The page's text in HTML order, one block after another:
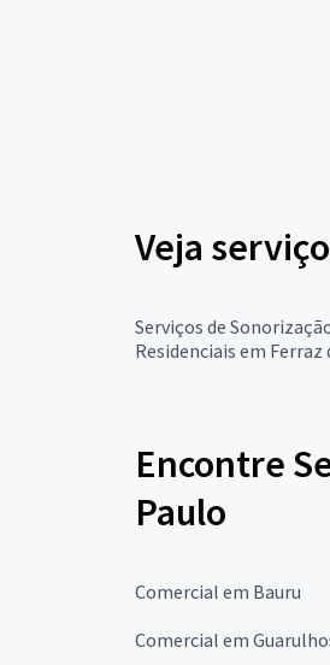
Veja
Serviços de
Residenciais em Ferraz
Encontre
Paulo
Comercial em Bauru
Comercial em